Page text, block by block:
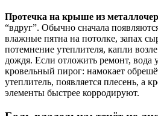
Протечка на крыше из
“вдруг”. Обычно сначала
влажные пятна на потолке, запах
потемнение утеплителя, капли
дождя. Если отложить ремонт, вода
кровельный пирог: намокает
утеплитель, появляется плесень, а
элементы быстрее корродируют.